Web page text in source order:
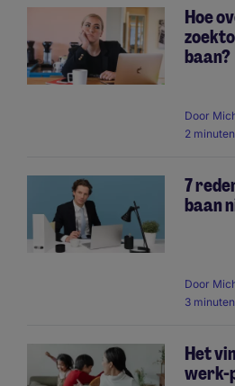
Hoe
baan?
Door
2
7
baan
Door
3
Het
werk-